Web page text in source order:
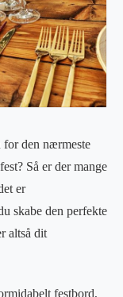
for den nærmeste
Så er der mange
er
skabe den perfekte
altså dit
festbord,